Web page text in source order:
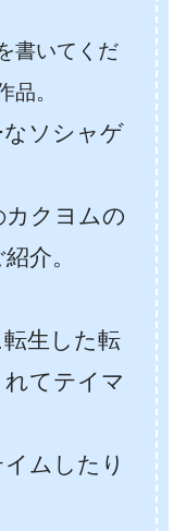
書いてくだ
品。
ソシャゲ
カクヨムの
介。
生した転
てテイマ
ムしたり